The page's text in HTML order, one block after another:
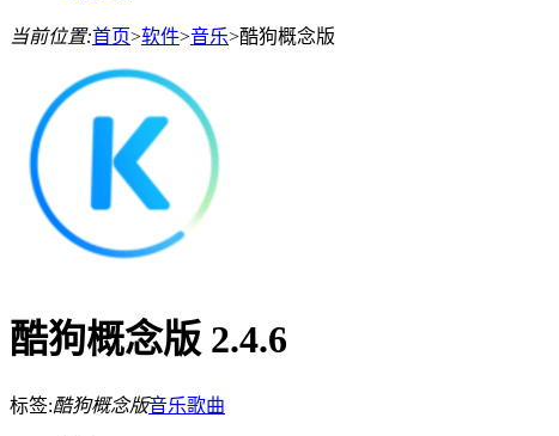
当前位置:首页>软件>音乐>酷狗概念版
酷狗概念版 2.4.6
标签:酷狗概念版音乐歌曲